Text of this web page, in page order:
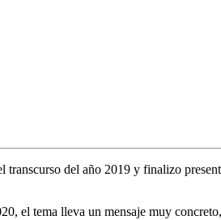
del año 2019 y finalizo
el tema lleva un mensaje muy